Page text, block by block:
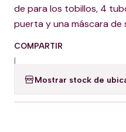
de para los tobillos, 4
puerta y una máscara de
COMPARTIR
|
Mostrar stock de